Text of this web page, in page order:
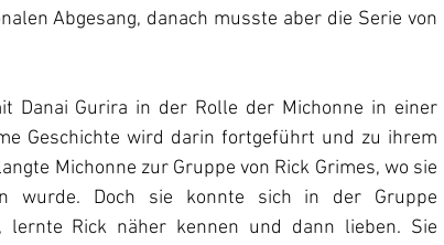
Abgesang, danach musste aber die Serie von
Danai Gurira in der Rolle der Michonne in einer
Geschichte wird darin fortgeführt und zu ihrem
Michonne zur Gruppe von Rick Grimes, wo sie
wurde. Doch sie konnte sich in der Gruppe
Rick näher kennen und dann lieben. Sie